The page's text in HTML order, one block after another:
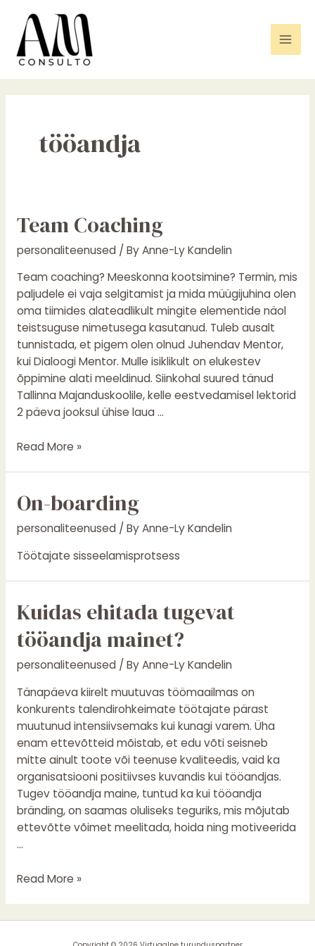
content
tööandja
Team Coaching
personaliteenused/ ByAnne-Ly Kandelin
Team coaching? Meeskonna kootsimine? Termin, mis
paljudele ei vaja selgitamist ja mida müügijuhina olen
oma tiimides alateadlikult mingite elementide näol
teistsuguse nimetusega kasutanud. Tuleb ausalt
tunnistada, et pigem olen olnud Juhendav Mentor,
kui Dialoogi Mentor. Mulle isiklikult on elukestev
õppimine alati meeldinud. Siinkohal suured tänud
Tallinna Majanduskoolile, kelle eestvedamisel lektorid
2 päeva jooksul ühise laua …
Team
Coaching
Read More »
On-boarding
personaliteenused/ ByAnne-Ly Kandelin
Töötajate sisseelamisprotsess
Kuidas ehitada tugevat
tööandja mainet?
personaliteenused/ ByAnne-Ly Kandelin
Tänapäeva kiirelt muutuvas töömaailmas on
konkurents talendirohkeimate töötajate pärast
muutunud intensiivsemaks kui kunagi varem. Üha
enam ettevõtteid mõistab, et edu võti seisneb
mitte ainult toote või teenuse kvaliteedis, vaid ka
organisatsiooni positiivses kuvandis kui tööandjas.
Tugev tööandja maine, tuntud ka kui tööandja
bränding, on saamas oluliseks teguriks, mis mõjutab
ettevõtte võimet meelitada, hoida ning motiveerida
…
Kuidas
ehitada
tugevat
mainet?
Read More »